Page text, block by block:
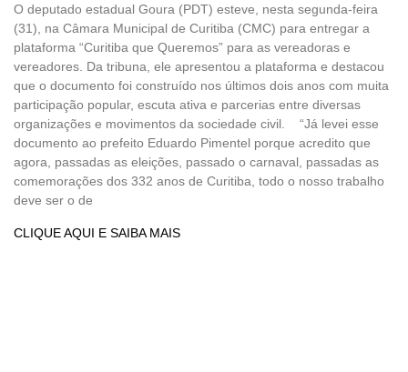
O deputado estadual Goura (PDT) esteve, nesta segunda-feira
(31), na Câmara Municipal de Curitiba (CMC) para entregar a
plataforma “Curitiba que Queremos” para as vereadoras e
vereadores. Da tribuna, ele apresentou a plataforma e destacou
que o documento foi construído nos últimos dois anos com muita
participação popular, escuta ativa e parcerias entre diversas
organizações e movimentos da sociedade civil. “Já levei esse
documento ao prefeito Eduardo Pimentel porque acredito que
agora, passadas as eleições, passado o carnaval, passadas as
comemorações dos 332 anos de Curitiba, todo o nosso trabalho
deve ser o de
CLIQUE AQUI E SAIBA MAIS